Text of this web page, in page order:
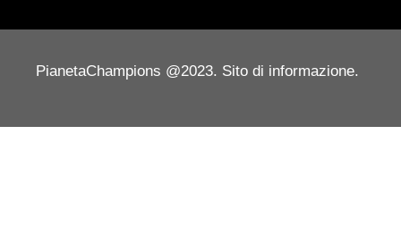
PianetaChampions @2023. Sito di informazione.